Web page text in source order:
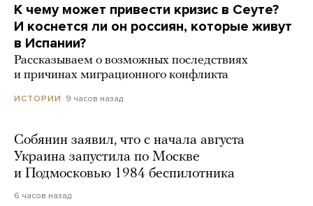
К чему может привести кризис в Сеуте?
И коснется ли он россиян, которые живут
в Испании?
Рассказываем о возможных последствиях
и причинах миграционного конфликта
ИСТОРИИ 9 часов назад
Собянин заявил, что с начала августа
Украина запустила по Москве
и Подмосковью 1984 беспилотника
6 часов назад